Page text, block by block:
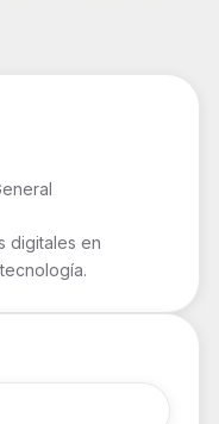
digitales en